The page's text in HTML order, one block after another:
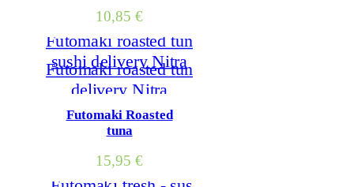
10,85 €
Futomaki Roasted
tuna
15,95 €